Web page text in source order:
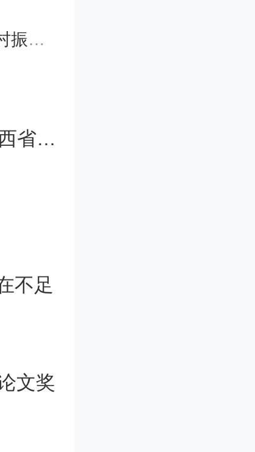
。
金融
意与
及滨
迁
，在
议方
？
85后中北大学教授王志坚获公示拟任山西省级开发区正职
不足
文奖